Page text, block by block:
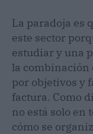
La paradoja es
este sector
estudiar y una
la combinación
por objetivos y
factura. Como
no está solo en
cómo se